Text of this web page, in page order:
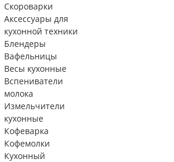
Скороварки
Аксессуары для
кухонной техники
Блендеры
Вафельницы
Весы кухонные
Вспениватели
молока
Измельчители
кухонные
Кофеварка
Кофемолки
Кухонный